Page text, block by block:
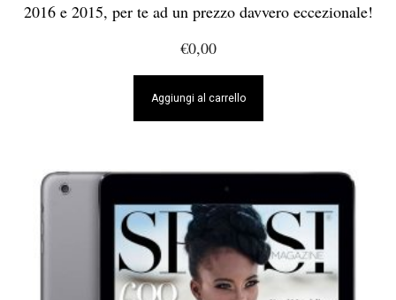
2016 e 2015, per te ad un prezzo davvero eccezionale!
€0,00
Aggiungi al carrello